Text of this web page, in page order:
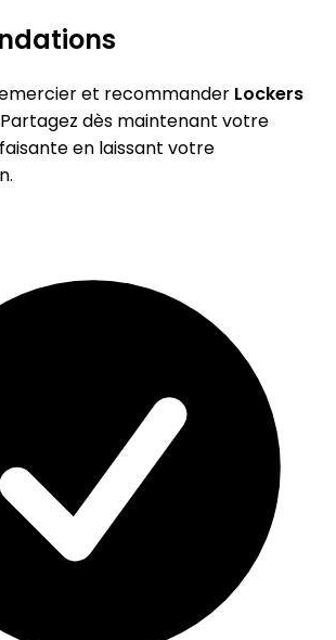
et recommander Lockers
dès maintenant votre
en laissant votre